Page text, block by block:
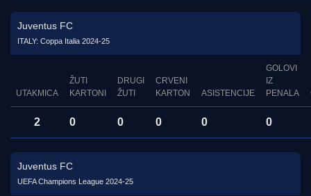
Juventus FC
ITALY: Coppa Italia 2024-25
UTAKMICA
ŽUTI
KARTONI
DRUGI
ŽUTI
CRVENI
KARTON
ASISTENCIJE
GOLOVI
IZ
PENALA
2 0 0 0 0 0
Juventus FC
UEFA Champions League 2024-25